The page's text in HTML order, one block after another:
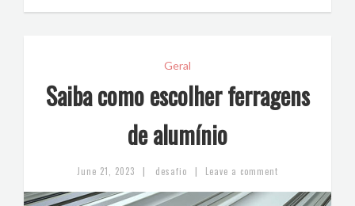
Geral
Saiba como escolher ferragens
de alumínio
June 21, 2023 | desafio | Leave a comment